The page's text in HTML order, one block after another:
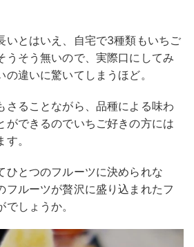
いとはいえ、自宅で3種類もいちご
うそう無いので、実際口にしてみ
違いに驚いてしまうほど。
さることながら、品種による味わ
ができるのでいちご好きの方には
。
ひとつのフルーツに決められな
フルーツが贅沢に盛り込まれたフ
しょうか。